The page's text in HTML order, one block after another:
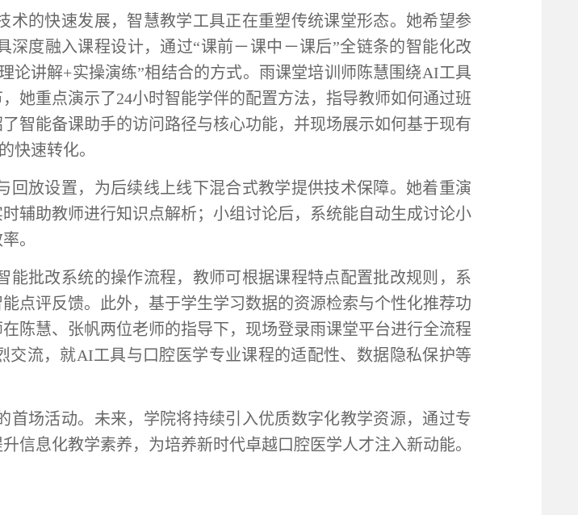
的快速发展，智慧教学工具正在重塑传统课堂形态。她希望参
度融入课程设计，通过“课前－课中－课后”全链条的智能化改
论讲解+实操演练”相结合的方式。雨课堂培训师陈慧围绕AI工具
她重点演示了24小时智能学伴的配置方法，指导教师如何通过班
智能备课助手的访问路径与核心功能，并现场展示如何基于现有
快速转化。
放设置，为后续线上线下混合式教学提供技术保障。她着重演
辅助教师进行知识点解析；小组讨论后，系统能自动生成讨论小
。
批改系统的操作流程，教师可根据课程特点配置批改规则，系
点评反馈。此外，基于学生学习数据的资源检索与个性化推荐功
陈慧、张帆两位老师的指导下，现场登录雨课堂平台进行全流程
流，就AI工具与口腔医学专业课程的适配性、数据隐私保护等
首场活动。未来，学院将持续引入优质数字化教学资源，通过专
信息化教学素养，为培养新时代卓越口腔医学人才注入新动能。